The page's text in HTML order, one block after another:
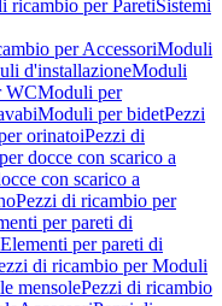
ricambio per ParetiSistemi
per AccessoriModuli
d'installazioneModuli
WCModuli per
Moduli per bidetPezzi
orinatoiPezzi di
docce con scarico a
con scarico a
Pezzi di ricambio per
per pareti di
per pareti di
di ricambio per Moduli
mensolePezzi di ricambio